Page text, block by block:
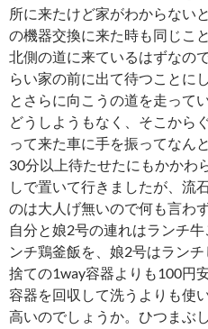
所に来たけど家がわからない
の機器交換に来た時も同じこ
北側の道に来ているはずなの
らい家の前に出て待つことに
とさらに向こうの道を走って
どうしようもなく、そこから
って来た車に手を振ってなん
30分以上待たせたにもかかわ
しで置いて行きましたが、流
のは大人げ無いので何も言わ
自分と娘2号の連れはランチ
ンチ鶏釜飯を、娘2号はラン
捨ての1way容器よりも100円
容器を回収して洗うよりも使
高いのでしょうか。ひつまぶ